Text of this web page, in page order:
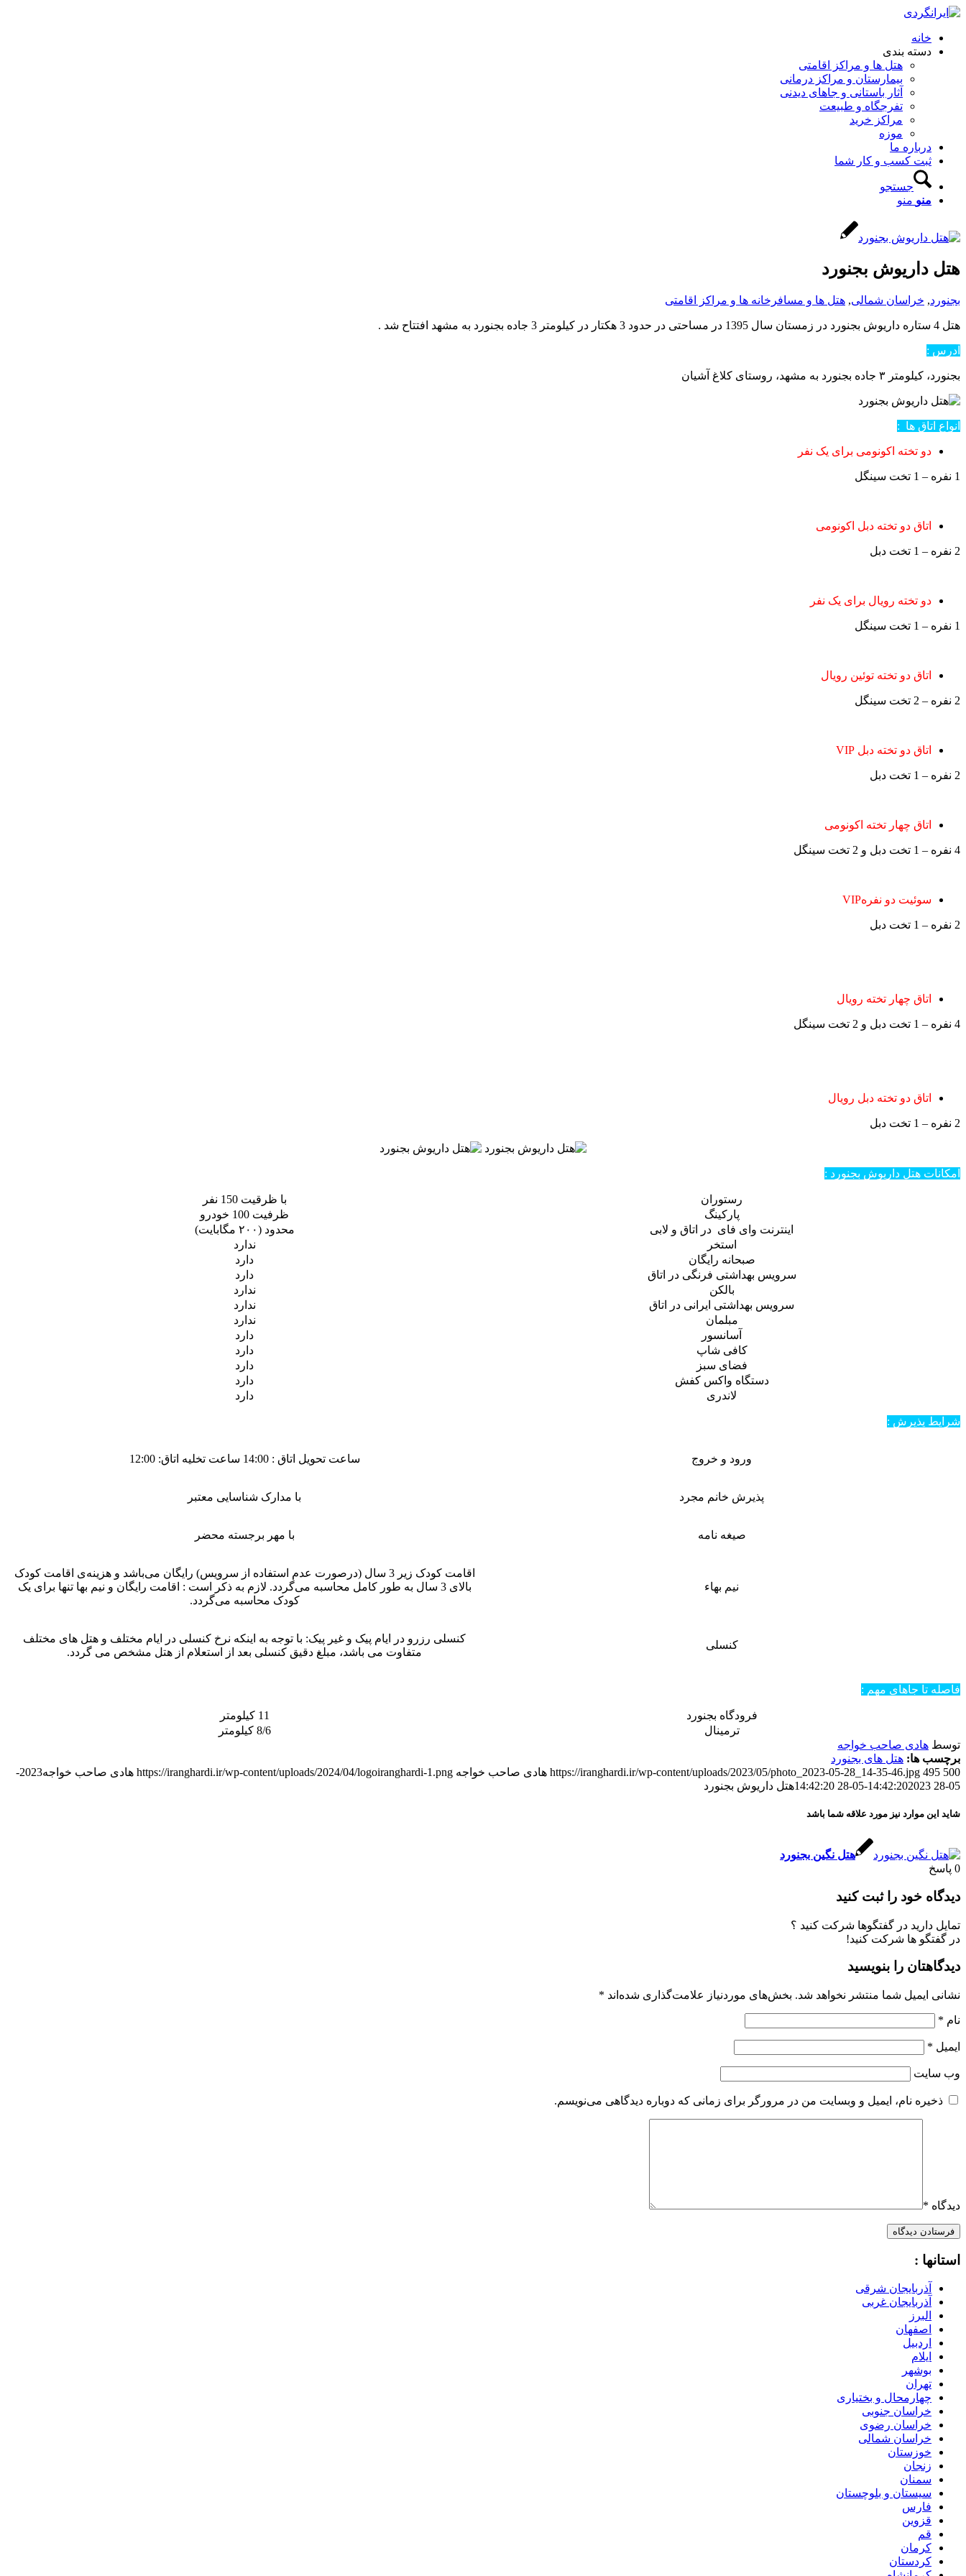
خانه
دسته بندی
هتل ها و مراکز اقامتی
بیمارستان و مراکز درمانی
آثار باستانی و جاهای دیدنی
تفرجگاه و طبیعت
مراکز خرید
موزه
درباره ما
ثبت کسب و کار شما
جستجو
منو منو
هتل داریوش بجنورد
بجنورد, خراسان شمالی, هتل ها و مسافرخانه ها و مراکز اقامتی
هتل 4 ستاره داریوش بجنورد در زمستان سال 1395 در مساحتی در حدود 3 هکتار در کیلومتر 3 جاده بجنورد به مشهد افتتاح شد .
آدرس :
بجنورد، کیلومتر ۳ جاده بجنورد به مشهد، روستای کلاغ آشیان
انواع اتاق ها :
دو تخته اکونومی برای یک نفر
1 نفره – 1 تخت سینگل
اتاق دو تخته دبل اکونومی
2 نفره – 1 تخت دبل
دو تخته رویال برای یک نفر
1 نفره – 1 تخت سینگل
اتاق دو تخته توئین رویال
2 نفره – 2 تخت سینگل
اتاق دو تخته دبل VIP
2 نفره – 1 تخت دبل
اتاق چهار تخته اکونومی
4 نفره – 1 تخت دبل و 2 تخت سینگل
سوئیت دو نفرهVIP
2 نفره – 1 تخت دبل
اتاق چهار تخته رویال
4 نفره – 1 تخت دبل و 2 تخت سینگل
اتاق دو تخته دبل رویال
2 نفره – 1 تخت دبل
امکانات هتل داریوش بجنورد :
رستوران
با ظرقیت 150 نفر
پارکینگ
ظرفیت 100 خودرو
اینترنت وای فای در اتاق و لابی
محدود (۲۰۰ مگابایت)
استخر
ندارد
صبحانه رایگان
دارد
سرویس بهداشتی فرنگی در اتاق
دارد
بالکن
ندارد
سرویس بهداشتی ایرانی در اتاق
ندارد
مبلمان
ندارد
آسانسور
دارد
کافی شاپ
دارد
فضای سبز
دارد
دستگاه واکس کفش
دارد
لاندری
دارد
شرایط پذیرش :
ورود و خروج ساعت تحویل اتاق : 14:00 ساعت تخلیه اتاق: 12:00
پذیرش خانم مجرد با مدارک شناسایی معتبر
صیغه نامه با مهر برجسته محضر
نیم بهاء
اقامت کودک زیر 3 سال (درصورت عدم استفاده از سرویس) رایگان می‌باشد و هزینه‌ی اقامت کودک
بالای 3 سال به طور کامل محاسبه می‌گردد. لازم به ذکر است : اقامت رایگان و نیم بها تنها برای یک
کودک محاسبه می‌گردد.
کنسلی
کنسلی رزرو در ایام پیک و غیر پیک: با توجه به اینکه نرخ کنسلی در ایام مختلف و هتل های مختلف
متفاوت می باشد، مبلغ دقیق کنسلی بعد از استعلام از هتل مشخص می گردد.
فاصله تا جاهای مهم :
فرودگاه بجنورد
11 کیلومتر
ترمینال
8/6 کیلومتر
توسط هادی صاحب خواجه
برچسب ها: هتل های بجنورد
https://iranghardi.ir/wp-content/uploads/2023/05/photo_2023-05-28_14-35-46.jpg 495 500 هادی صاحب خواجه https://iranghardi.ir/wp-content/uploads/2024/04/logoiranghardi-1.png هادی صاحب خواجه
2023-
05-28 14:42:20
2023-05-28 14:42:20 هتل داریوش بجنورد
شاید این موارد نیز مورد علاقه شما باشد
هتل نگین بجنورد
0 پاسخ
دیدگاه خود را ثبت کنید
تمایل دارید در گفتگوها شرکت کنید ؟
در گفتگو ها شرکت کنید!
دیدگاهتان را بنویسید
نشانی ایمیل شما منتشر نخواهد شد. بخش‌های موردنیاز علامت‌گذاری شده‌اند *
نام *
ایمیل *
وب‌ سایت
ذخیره نام، ایمیل و وبسایت من در مرورگر برای زمانی که دوباره دیدگاهی می‌نویسم.
دیدگاه *
استانها :
آذربایجان شرقی
آذربایجان غربی
البرز
اصفهان
اردبیل
ایلام
بوشهر
تهران
چهارمحال و بختیاری
خراسان جنوبی
خراسان رضوی
خراسان شمالی
خوزستان
زنجان
سمنان
سیستان و بلوچستان
فارس
قزوین
قم
کرمان
کردستان